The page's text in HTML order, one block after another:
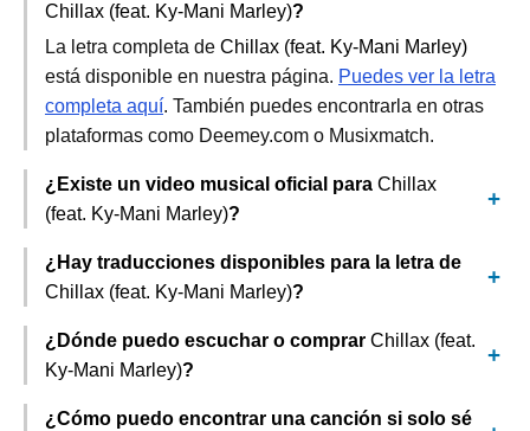
Chillax (feat. Ky-Mani Marley)?
La letra completa de Chillax (feat. Ky-Mani Marley)
está disponible en nuestra página. Puedes ver la letra
completa aquí. También puedes encontrarla en otras
plataformas como Deemey.com o Musixmatch.
¿Existe un video musical oficial para Chillax
(feat. Ky-Mani Marley)?
¿Hay traducciones disponibles para la letra de
Chillax (feat. Ky-Mani Marley)?
¿Dónde puedo escuchar o comprar Chillax (feat.
Ky-Mani Marley)?
¿Cómo puedo encontrar una canción si solo sé